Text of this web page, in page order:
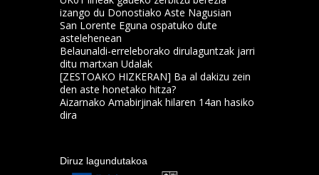
izango du Donostiako Aste Nagusian
San Lorente Eguna ospatuko dute
astelehenean
Belaunaldi-erreleborako dirulaguntzak jarri
ditu martxan Udalak
[ZESTOAKO HIZKERAN] Ba al dakizu zein
den aste honetako hitza?
Aizarnako Amabirjinak hilaren 14an hasiko
dira
Diruz lagundutakoa